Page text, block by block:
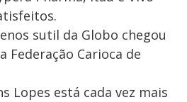
sutil da Globo chegou
Federação Carioca de
Lopes está cada vez mais